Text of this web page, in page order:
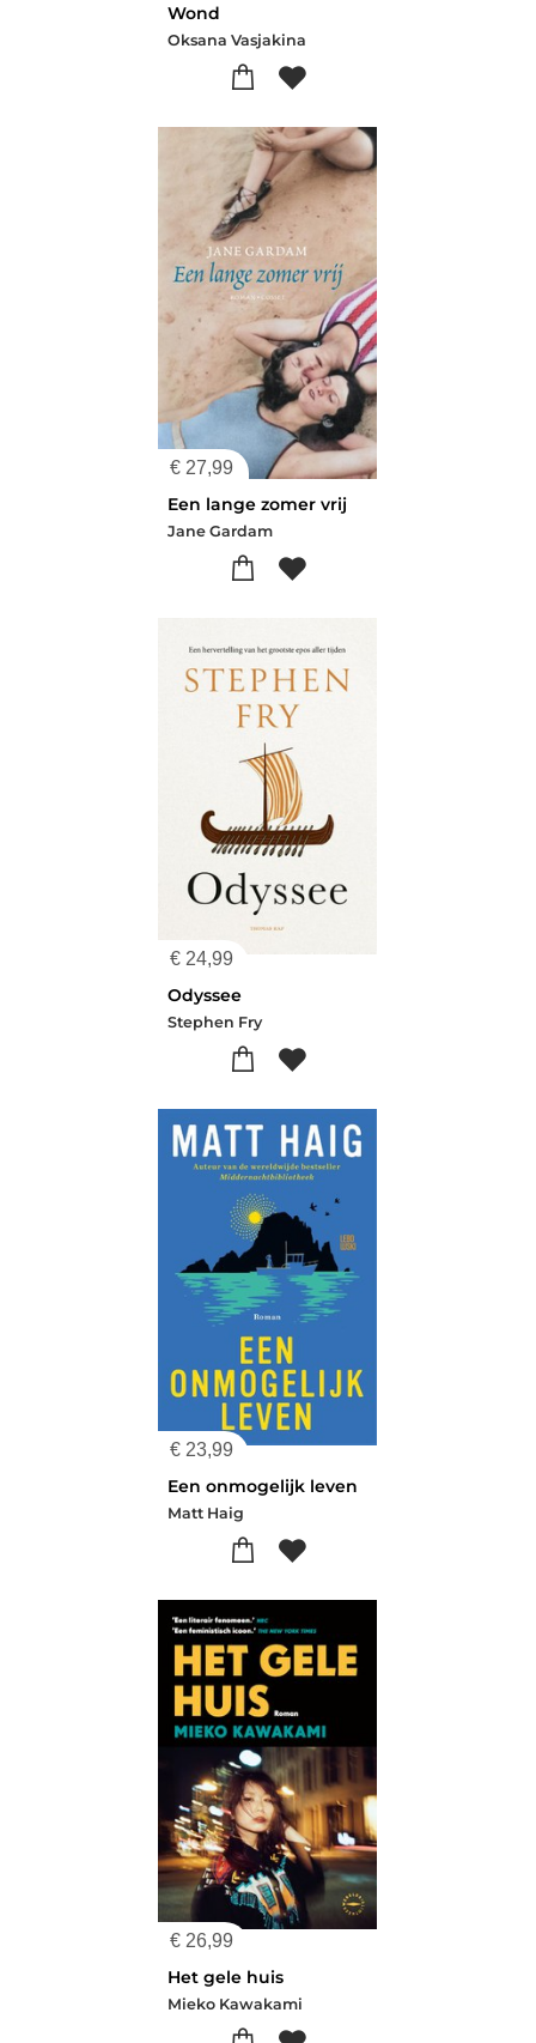
Wond
Oksana Vasjakina
€ 27,99
Een lange zomer vrij
Jane Gardam
€ 24,99
Odyssee
Stephen Fry
€ 23,99
Een onmogelijk leven
Matt Haig
€ 26,99
Het gele huis
Mieko Kawakami